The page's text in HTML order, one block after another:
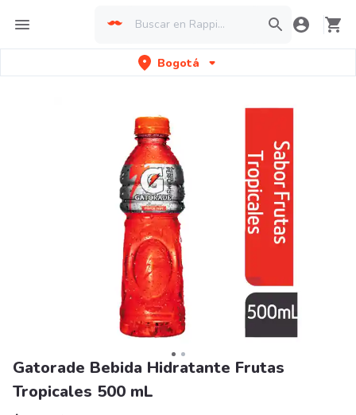
Bogotá
Gatorade Bebida Hidratante Frutas
Tropicales 500 mL